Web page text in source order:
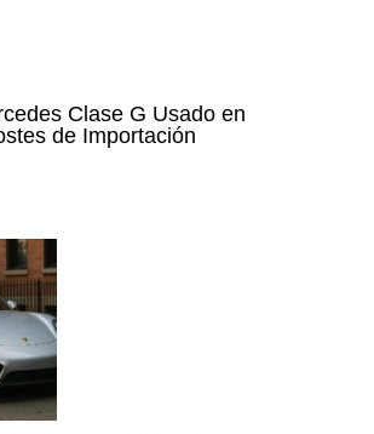
Clase G Usado en
de Importación